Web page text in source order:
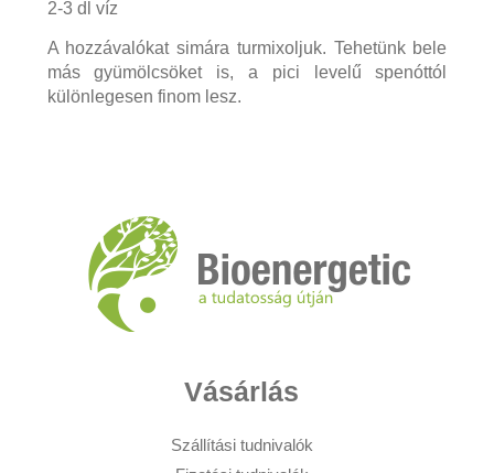
2-3 dl víz
A hozzávalókat simára turmixoljuk. Tehetünk bele
más gyümölcsöket is, a pici levelű spenóttól
különlegesen finom lesz.
Vásárlás
Szállítási tudnivalók